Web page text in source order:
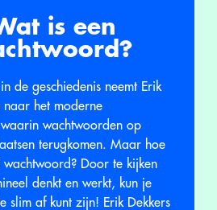
is een
de geschiedenis neemt Erik
naar het moderne
wachtwoorden op
terugkomen. Maar hoe
Door te kijken
denkt en werkt, kun je
slim af kunt zijn! Erik Dekkers